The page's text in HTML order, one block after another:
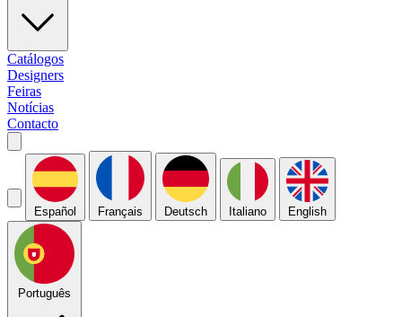
Catálogos
Designers
Feiras
Notícias
Contacto
Español Français Deutsch Italiano English
Português